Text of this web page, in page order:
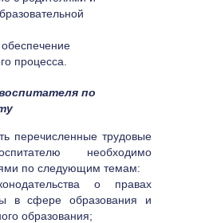
процесса.
перечисленные трудовые
необходимо
по следующим темам:
о правах
в сфере образования и
образования;
по